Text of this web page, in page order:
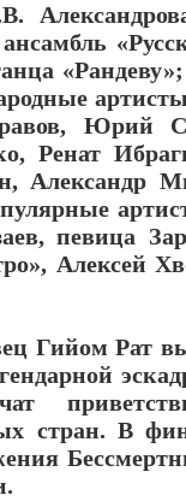
Юрий
Ренат
певица
Алексей
Гийом Рат
стран. В